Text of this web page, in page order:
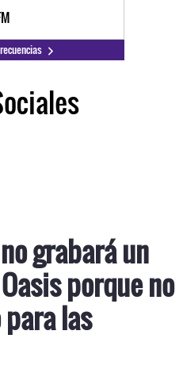
grabará un
porque no
las